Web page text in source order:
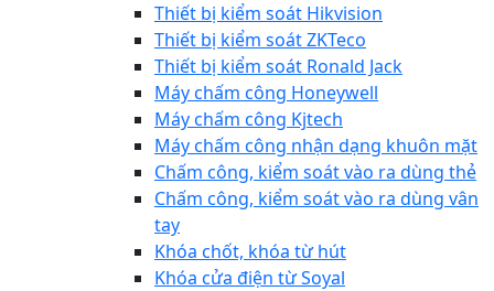
Thiết bị kiểm soát Hikvision
Thiết bị kiểm soát ZKTeco
Thiết bị kiểm soát Ronald Jack
Máy chấm công Honeywell
Máy chấm công Kjtech
Máy chấm công nhận dạng khuôn mặt
Chấm công, kiểm soát vào ra dùng thẻ
Chấm công, kiểm soát vào ra dùng vân
tay
Khóa chốt, khóa từ hút
Khóa cửa điện từ Soyal